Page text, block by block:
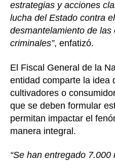
estrategias y acciones
lucha del Estado contra
desmantelamiento de las
criminales”, enfatizó.
El Fiscal General de la
entidad comparte la idea
cultivadores o
que se deben formular
permitan impactar el
manera integral.
“Se han entregado